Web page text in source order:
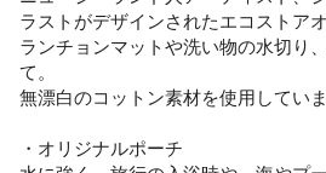
ラストがデザインされたエコストアオ
ランチョンマットや洗い物の水切り
て。
無漂白のコットン素材を使用していま
・オリジナルポーチ